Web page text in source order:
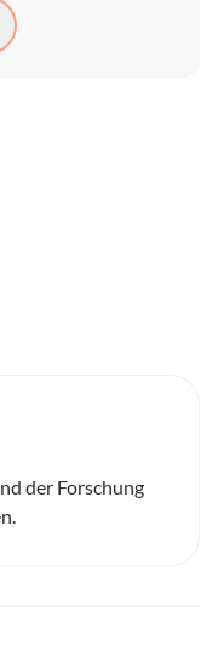
der Forschung